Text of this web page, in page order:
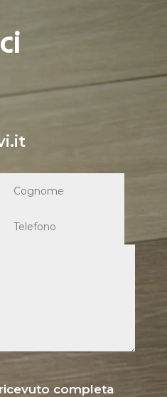
completa